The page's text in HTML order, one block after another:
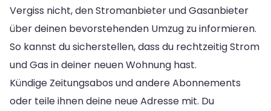
Vergiss nicht, den Stromanbieter und Gasanbieter
über deinen bevorstehenden Umzug zu informieren.
So kannst du sicherstellen, dass du rechtzeitig Strom
und Gas in deiner neuen Wohnung hast.
Kündige Zeitungsabos und andere Abonnements
oder teile ihnen deine neue Adresse mit. Du